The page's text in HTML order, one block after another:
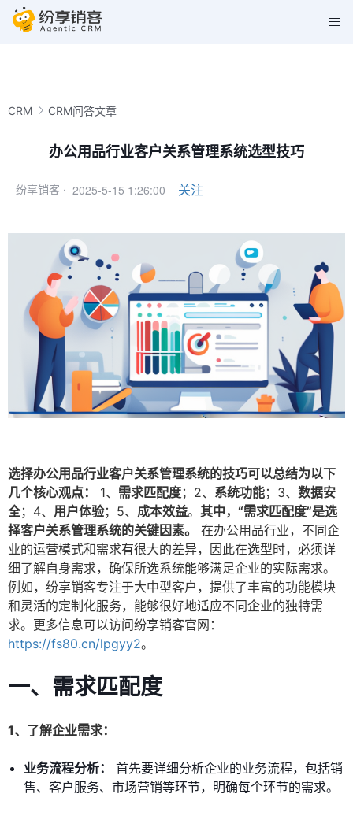
CRM CRM问答文章
办公用品行业客户关系管理系统选型技巧
纷享销客 · 2025-5-15 1:26:00 关注
选择办公用品行业客户关系管理系统的技巧可以总结为以下
几个核心观点：
1、 需求匹配度；2、 系统功能；3、 数据安
全；4、 用户体验；5、 成本效益。 其中，“需求匹配度”是选
择客户关系管理系统的关键因素。
在办公用品行业，不同企
业的运营模式和需求有很大的差异，因此在选型时，必须详
细了解自身需求，确保所选系统能够满足企业的实际需求。
例如，纷享销客专注于大中型客户，提供了丰富的功能模块
和灵活的定制化服务，能够很好地适应不同企业的独特需
求。更多信息可以访问纷享销客官网：
https://fs80.cn/lpgyy2。
一、需求匹配度
1、了解企业需求：
业务流程分析：
首先要详细分析企业的业务流程，包括销
售、客户服务、市场营销等环节，明确每个环节的需求。